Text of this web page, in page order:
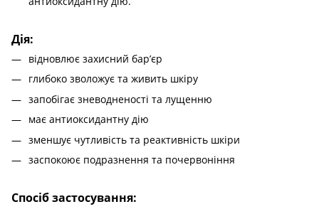
Дія:
відновлює захисний бар’єр
глибоко зволожує та живить шкіру
запобігає зневодненості та лущенню
має антиоксидантну дію
зменшує чутливість та реактивність шкіри
заспокоює подразнення та почервоніння
Спосіб застосування: